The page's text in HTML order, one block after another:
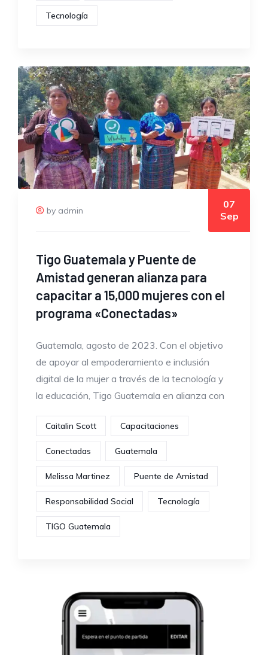
Tecnología
by admin
07
Sep
Tigo Guatemala y Puente de
Amistad generan alianza para
capacitar a 15,000 mujeres con el
programa «Conectadas»
Guatemala, agosto de 2023. Con el objetivo
de apoyar al empoderamiento e inclusión
digital de la mujer a través de la tecnología y
la educación, Tigo Guatemala en alianza con
Caitalin Scott Capacitaciones
Conectadas Guatemala
Melissa Martinez Puente de Amistad
Responsabilidad Social Tecnología
TIGO Guatemala